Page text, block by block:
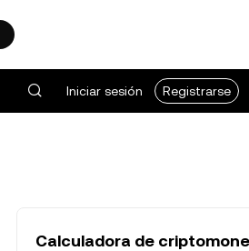
Iniciar sesión Registrarse
Calculadora de